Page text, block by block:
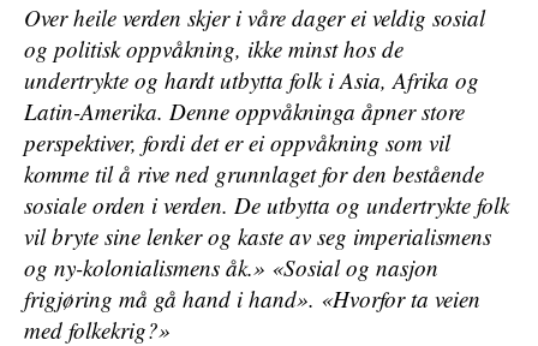
Over heile verden skjer i våre dager ei veldig sosial
og politisk oppvåkning, ikke minst hos de
undertrykte og hardt utbytta folk i Asia, Afrika og
Latin-Amerika. Denne oppvåkninga åpner store
perspektiver, fordi det er ei oppvåkning som vil
komme til å rive ned grunnlaget for den bestående
sosiale orden i verden. De utbytta og undertrykte folk
vil bryte sine lenker og kaste av seg imperialismens
og ny-kolonialismens åk.» «Sosial og nasjon
frigjøring må gå hand i hand». «Hvorfor ta veien
med folkekrig?»